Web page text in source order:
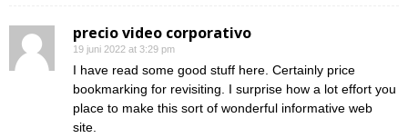
precio video corporativo
19 juni 2022 at 3:29 pm
I have read some good stuff here. Certainly price
bookmarking for revisiting. I surprise how a lot effort you
place to make this sort of wonderful informative web
site.